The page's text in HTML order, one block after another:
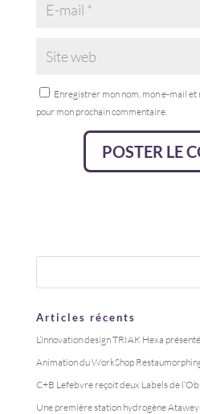
Enregistrer mon nom, mon e-mail
pour mon prochain commentaire.
Articles récents
L’innovation design TRIAK Hexa
Animation du WorkShop
C+B Lefebvre reçoit deux Labels de
Une première station hydrogène